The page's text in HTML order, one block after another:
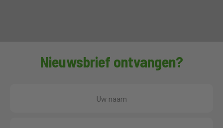
Nieuwsbrief ontvangen?
Uw naam